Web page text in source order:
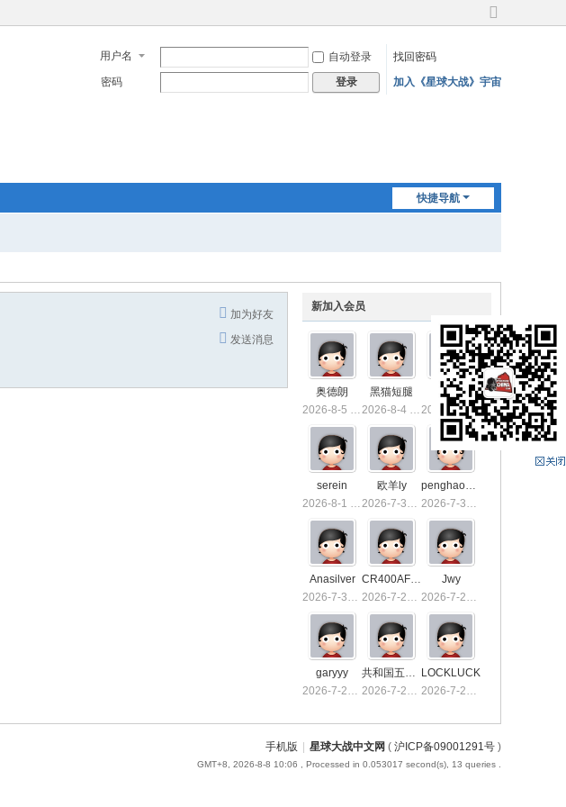
切
宽
用户名 自动登录
找回密码
密码
登录 加入《星球大战》宇宙
快捷导航
新加入会员
奥德朗
2026-8-5 13:36
黑猫短腿
2026-8-4 15:50
Nimbus
2026-8-4 01:40
serein
2026-8-1 01:26
欧羊ly
2026-7-31 10:03
penghaoxiake
2026-7-30 23:53
Anasilver
2026-7-30 01:03
CR400AF-1039
2026-7-29 23:32
Jwy
2026-7-29 19:21
garyyy
2026-7-26 21:16
共和国五星上将
2026-7-23 13:55
LOCKLUCK
2026-7-23 00:55
加为好友
发送消息
手机版 星球大战中文网 ( 沪ICP备09001291号 )
GMT+8, 2026-8-8 10:06 , Processed in 0.053017 second(s), 13 queries .